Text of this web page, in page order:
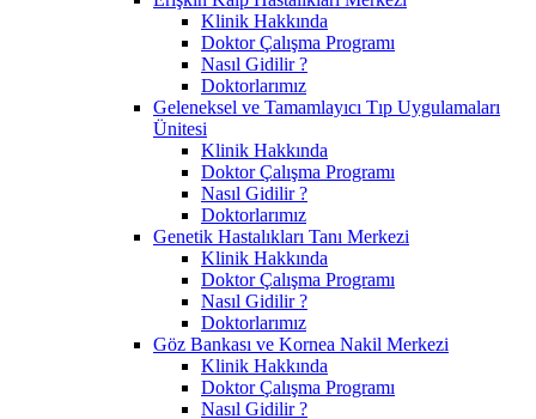
Klinik Hakkında
Doktor Çalışma Programı
Nasıl Gidilir ?
Doktorlarımız
Geleneksel ve Tamamlayıcı Tıp Uygulamaları
Ünitesi
Klinik Hakkında
Doktor Çalışma Programı
Nasıl Gidilir ?
Doktorlarımız
Genetik Hastalıkları Tanı Merkezi
Klinik Hakkında
Doktor Çalışma Programı
Nasıl Gidilir ?
Doktorlarımız
Göz Bankası ve Kornea Nakil Merkezi
Klinik Hakkında
Doktor Çalışma Programı
Nasıl Gidilir ?